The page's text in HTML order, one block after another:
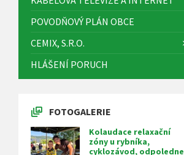
POVODŇOVÝ PLÁN OBCE
CEMIX, S.R.O.
HLÁŠENÍ PORUCH
FOTOGALERIE
Kolaudace relaxační
zóny u rybníka,
cyklozávod, odpoledne